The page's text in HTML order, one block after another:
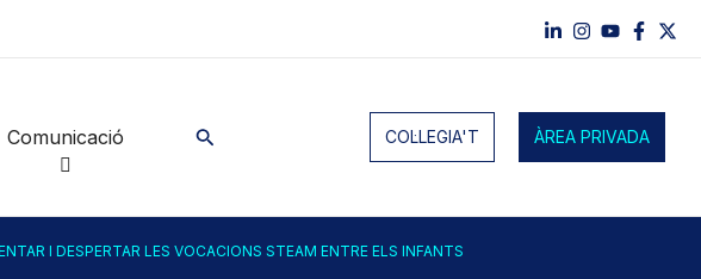
Comunicació Cerca COL·LEGIA'T ÀREA PRIVADA
I DESPERTAR LES VOCACIONS STEAM ENTRE ELS INFANTS